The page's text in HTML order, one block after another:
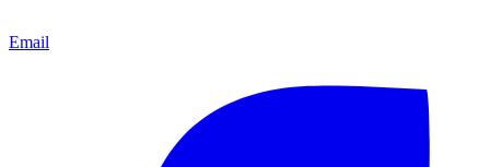
Email